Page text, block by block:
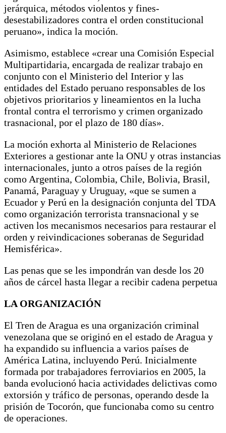
jerárquica, métodos violentos y fines-
desestabilizadores contra el orden constitucional
peruano», indica la moción.
Asimismo, establece «crear una Comisión Especial
Multipartidaria, encargada de realizar trabajo en
conjunto con el Ministerio del Interior y las
entidades del Estado peruano responsables de los
objetivos prioritarios y lineamientos en la lucha
frontal contra el terrorismo y crimen organizado
trasnacional, por el plazo de 180 días».
La moción exhorta al Ministerio de Relaciones
Exteriores a gestionar ante la ONU y otras instancias
internacionales, junto a otros países de la región
como Argentina, Colombia, Chile, Bolivia, Brasil,
Panamá, Paraguay y Uruguay, «que se sumen a
Ecuador y Perú en la designación conjunta del TDA
como organización terrorista transnacional y se
activen los mecanismos necesarios para restaurar el
orden y reivindicaciones soberanas de Seguridad
Hemisférica».
Las penas que se les impondrán van desde los 20
años de cárcel hasta llegar a recibir cadena perpetua
LA ORGANIZACIÓN
El Tren de Aragua es una organización criminal
venezolana que se originó en el estado de Aragua y
ha expandido su influencia a varios países de
América Latina, incluyendo Perú. Inicialmente
formada por trabajadores ferroviarios en 2005, la
banda evolucionó hacia actividades delictivas como
extorsión y tráfico de personas, operando desde la
prisión de Tocorón, que funcionaba como su centro
de operaciones.